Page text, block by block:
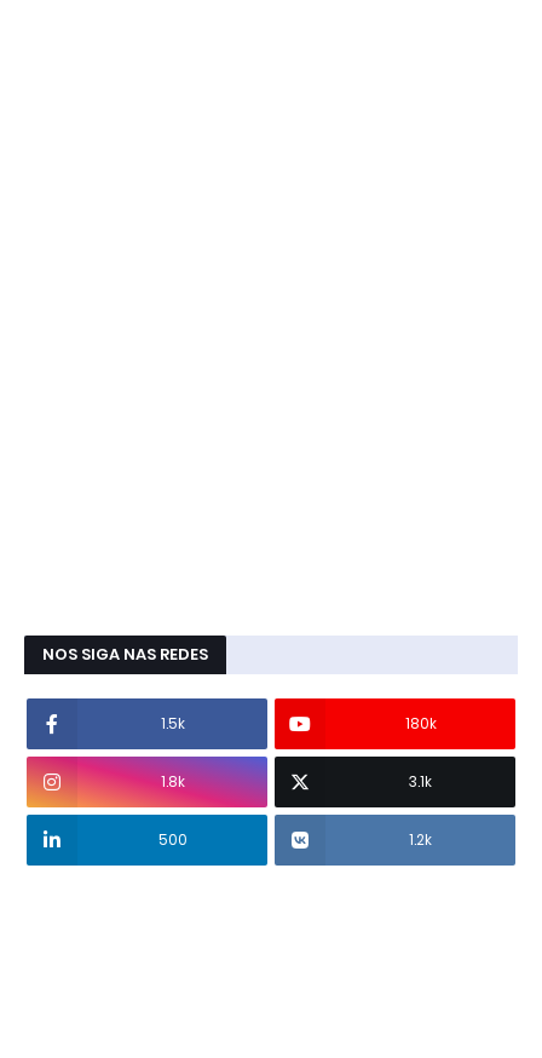
NOS SIGA NAS REDES
1.5k 180k
1.8k 3.1k
500 1.2k